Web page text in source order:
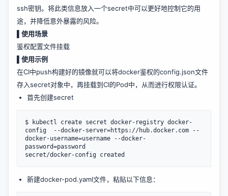
ssh密钥。将此类信息放入一个secret中可以更好地控制它的用
途，并降低意外暴露的风险。
▌使用场景
鉴权配置文件挂载
▌使用示例
在CI中push构建好的镜像就可以将docker鉴权的config.json文件
存入secret对象中，再挂载到CI的Pod中，从而进行权限认证。
首先创建secret
$ kubectl create secret docker-registry docker-
config  --docker-server=https://hub.docker.com --
docker-username=username --docker-
password=password
新建docker-pod.yaml文件，粘贴以下信息：